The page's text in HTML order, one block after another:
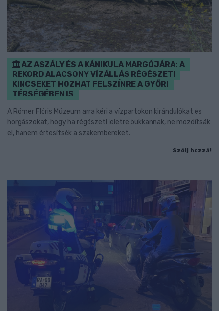
AZ ASZÁLY ÉS A KÁNIKULA MARGÓJÁRA: A
REKORD ALACSONY VÍZÁLLÁS RÉGÉSZETI
KINCSEKET HOZHAT FELSZÍNRE A GYŐRI
TÉRSÉGÉBEN IS
A Rómer Flóris Múzeum arra kéri a vízpartokon kirándulókat és
horgászokat, hogy ha régészeti leletre bukkannak, ne mozdítsák
el, hanem értesítsék a szakembereket.
Szólj hozzá!